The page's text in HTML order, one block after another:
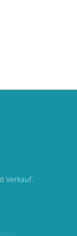
Verkauf.